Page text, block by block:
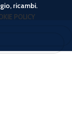
ricambi.
POLICY